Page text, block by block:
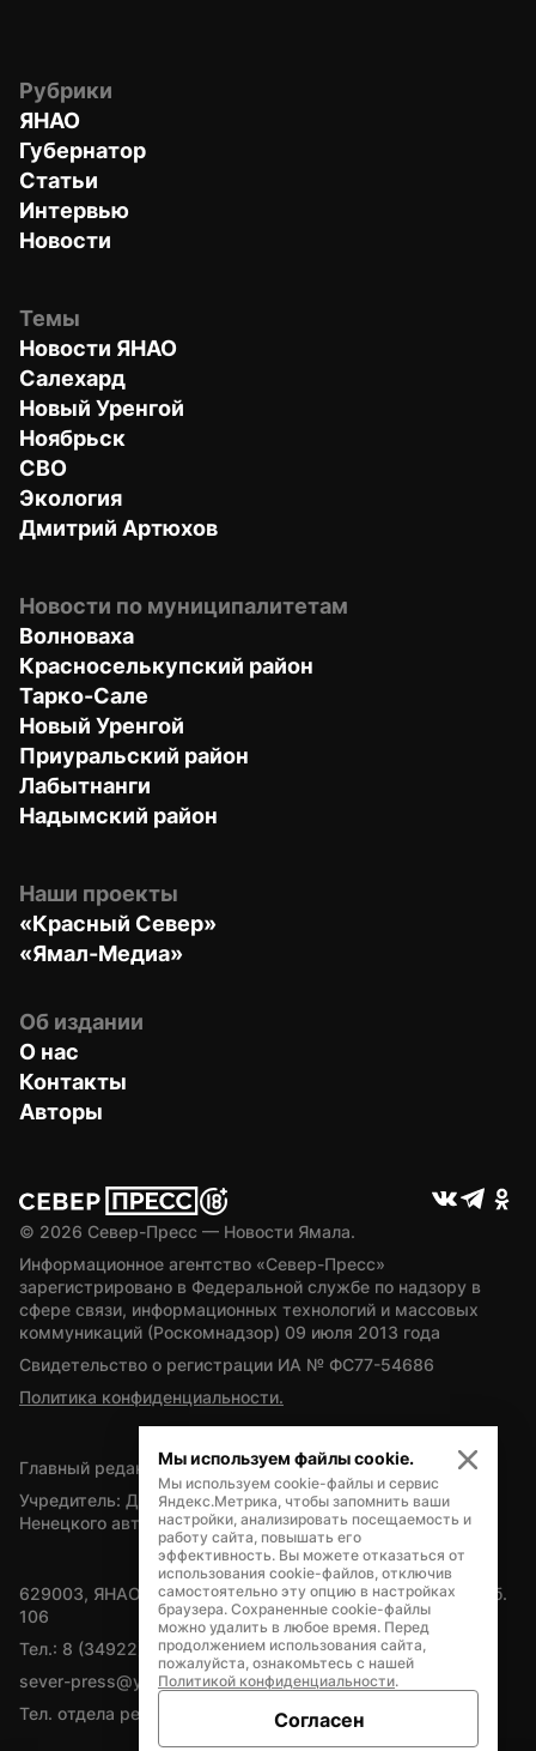
Рубрики
ЯНАО
Губернатор
Статьи
Интервью
Новости
Темы
Новости ЯНАО
Салехард
Новый Уренгой
Ноябрьск
СВО
Экология
Дмитрий Артюхов
Новости по муниципалитетам
Волноваха
Красноселькупский район
Тарко-Сале
Новый Уренгой
Приуральский район
Лабытнанги
Надымский район
Наши проекты
«Красный Север»
«Ямал-Медиа»
Об издании
О нас
Контакты
Авторы
© 2026 Север-Пресс — Новости Ямала.
Информационное агентство «Север-Пресс»
зарегистрировано в Федеральной службе по надзору в
сфере связи, информационных технологий и массовых
коммуникаций (Роскомнадзор) 09 июля 2013 года
Свидетельство о регистрации ИА № ФС77-54686
Политика конфиденциальности.
Главный редактор — А.Л. Поздеев
Учредитель: Департамент внутренней политики Ямало-
Ненецкого автономного округа
629003, ЯНАО, Салехард, мкр. Богдана Кнунянца, д.1, каб.
106
Тел.: 8 (34922) 71262
sever-press@yamal-media.ru
Тел. отдела рекламы: 8 (34922) 42728
Мы используем файлы cookie.
Мы используем cookie-файлы и сервис
Яндекс.Метрика, чтобы запомнить ваши
настройки, анализировать посещаемость и
работу сайта, повышать его
эффективность. Вы можете отказаться от
использования cookie-файлов, отключив
самостоятельно эту опцию в настройках
браузера. Сохраненные cookie-файлы
можно удалить в любое время. Перед
продолжением использования сайта,
пожалуйста, ознакомьтесь с нашей
Политикой конфиденциальности.
Согласен